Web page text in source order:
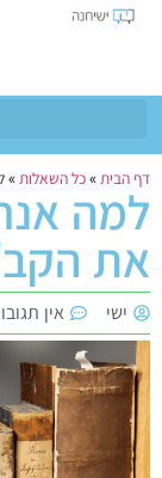
דף הבית»כל השאלות»
למה
את
ישי אין